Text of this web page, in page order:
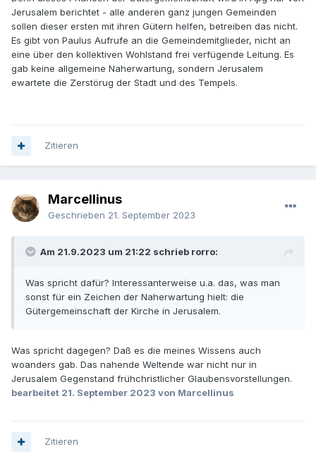
Jerusalem berichtet - alle anderen ganz jungen Gemeinden
sollen dieser ersten mit ihren Gütern helfen, betreiben das nicht.
Es gibt von Paulus Aufrufe an die Gemeindemitglieder, nicht an
eine über den kollektiven Wohlstand frei verfügende Leitung. Es
gab keine allgemeine Naherwartung, sondern Jerusalem
ewartete die Zerstörug der Stadt und des Tempels.
Zitieren
Marcellinus
Geschrieben 21. September 2023
Am 21.9.2023 um 21:22 schrieb rorro:
Was spricht dafür? Interessanterweise u.a. das, was man
sonst für ein Zeichen der Naherwartung hielt: die
Gütergemeinschaft der Kirche in Jerusalem.
Was spricht dagegen? Daß es die meines Wissens auch
woanders gab. Das nahende Weltende war nicht nur in
Jerusalem Gegenstand frühchristlicher Glaubensvorstellungen.
bearbeitet 21. September 2023 von Marcellinus
Zitieren